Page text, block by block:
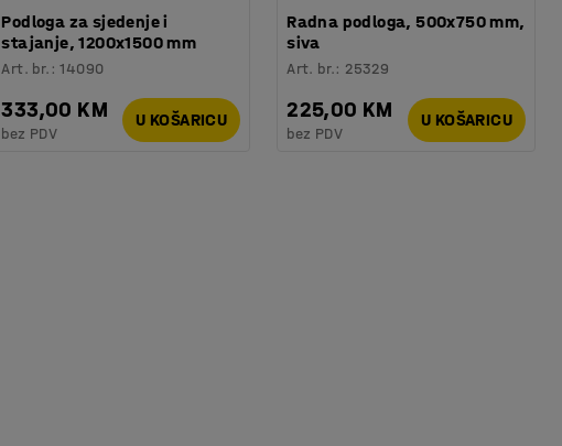
Podloga za sjedenje i
stajanje, 1200x1500 mm
Art. br. :14090
333,00 KM
bez PDV
U KOŠARICU
Radna podloga, 500x750 mm,
siva
Art. br.: 25329
225,00 KM
bez PDV
U KOŠARICU